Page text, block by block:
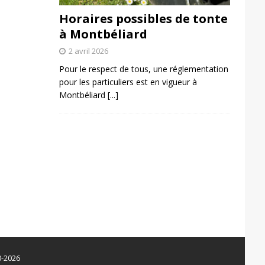
Horaires possibles de tonte
à Montbéliard
2 avril 2026
Pour le respect de tous, une réglementation
pour les particuliers est en vigueur à
Montbéliard [...]
2026